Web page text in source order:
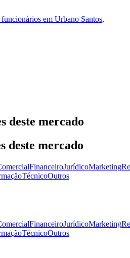
em Urbano Santos,
deste mercado
deste mercado
FinanceiroJurídicoMarketing
TécnicoOutros
FinanceiroJurídicoMarketing
TécnicoOutros